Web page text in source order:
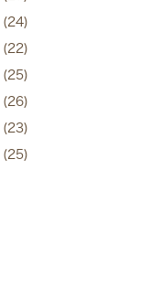
(24)
(22)
(25)
(26)
(23)
(25)